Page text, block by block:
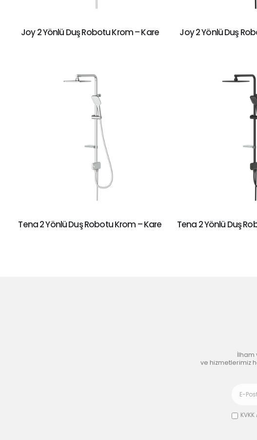
Joy 2 Yönlü Duş Robotu Krom – Kare Joy 2 Yönlü Duş
Tena 2 Yönlü Duş Robotu Krom – Kare Tena 2 Yönlü Duş
İlham
ve hizmetlerimiz